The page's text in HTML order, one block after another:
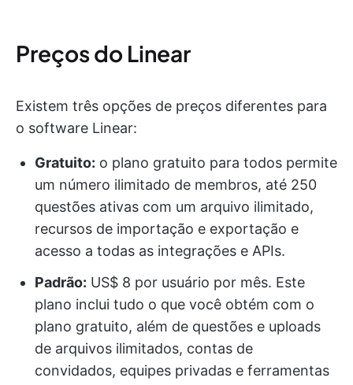
Preços do Linear
Existem três opções de preços diferentes para
o software Linear:
Gratuito: o plano gratuito para todos permite
um número ilimitado de membros, até 250
questões ativas com um arquivo ilimitado,
recursos de importação e exportação e
acesso a todas as integrações e APIs.
Padrão: US$ 8 por usuário por mês. Este
plano inclui tudo o que você obtém com o
plano gratuito, além de questões e uploads
de arquivos ilimitados, contas de
convidados, equipes privadas e ferramentas